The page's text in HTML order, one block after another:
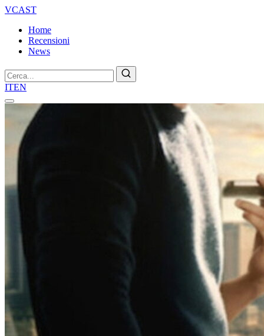
VCAST
Home
Recensioni
News
Cerca
ITEN